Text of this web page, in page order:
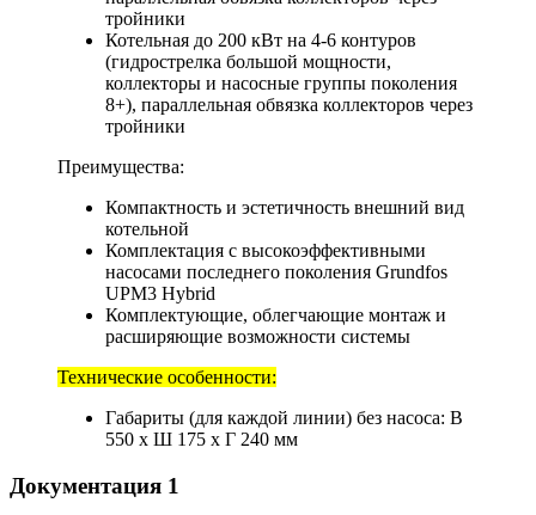
тройники
Котельная до 200 кВт на 4-6 контуров
(гидрострелка большой мощности,
коллекторы и насосные группы поколения
8+), параллельная обвязка коллекторов через
тройники
Преимущества:
Компактность и эстетичность внешний вид
котельной
Комплектация с высокоэффективными
насосами последнего поколения Grundfos
UPM3 Hybrid
Комплектующие, облегчающие монтаж и
расширяющие возможности системы
Технические особенности:
Габариты (для каждой линии) без насоса: В
550 х Ш 175 х Г 240 мм
Документация 1